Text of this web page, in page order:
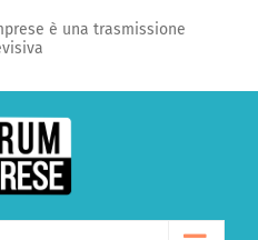
è una trasmissione